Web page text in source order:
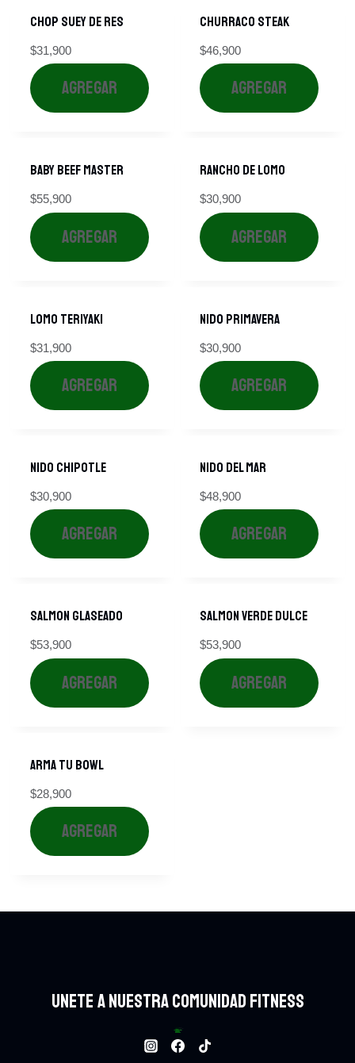
CHOP SUEY DE RES
$31,900
AGREGAR
Churraco Steak
$46,900
AGREGAR
Baby Beef Master
$55,900
AGREGAR
RANCHO DE LOMO
$30,900
AGREGAR
Lomo Teriyaki
$31,900
AGREGAR
NIDO PRIMAVERA
$30,900
AGREGAR
NIDO CHIPOTLE
$30,900
AGREGAR
NIDO DEL MAR
$48,900
AGREGAR
SALMON GLASEADO
$53,900
AGREGAR
SALMON VERDE DULCE
$53,900
AGREGAR
ARMA TU BOWL
$28,900
AGREGAR
UNETE A NUESTRA COMUNIDAD FITNESS